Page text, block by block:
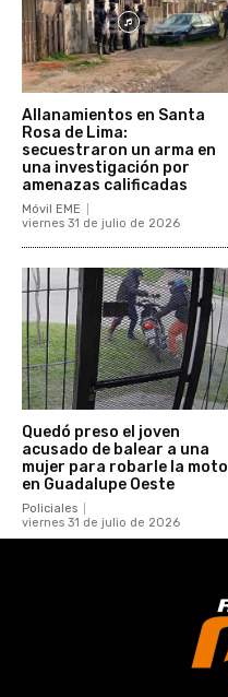
Allanamientos en Santa
Rosa de Lima:
secuestraron un arma en
una investigación por
amenazas calificadas
Móvil EME
viernes 31 de julio de 2026
Quedó preso el joven
acusado de balear a una
mujer para robarle la moto
en Guadalupe Oeste
Policiales
viernes 31 de julio de 2026